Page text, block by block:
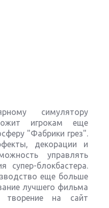
симулятору
игрокам еще
"Фабрики грез".
декорации и
управлять
супер-блокбастера.
еще больше
лучшего фильма
творение на сайт